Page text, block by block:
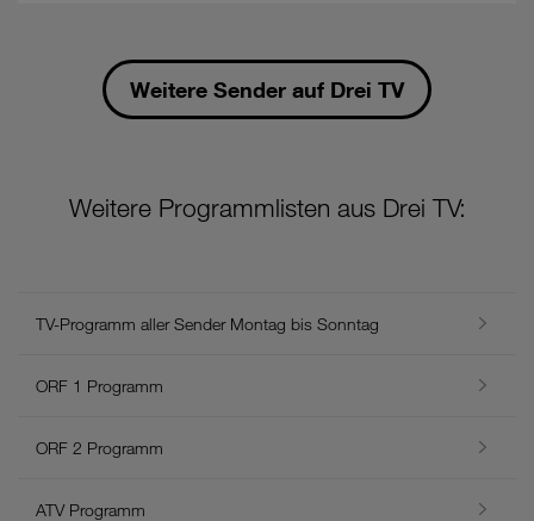
Weitere Sender auf Drei TV
Weitere Programmlisten aus Drei TV:
TV-Programm aller Sender Montag bis Sonntag
ORF 1 Programm
ORF 2 Programm
ATV Programm